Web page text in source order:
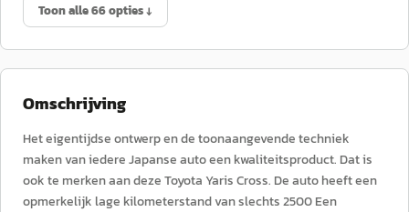
Toon alle 66 opties ↓
Omschrijving
Het eigentijdse ontwerp en de toonaangevende techniek
maken van iedere Japanse auto een kwaliteitsproduct. Dat is
ook te merken aan deze Toyota Yaris Cross. De auto heeft een
opmerkelijk lage kilometerstand van slechts 2500 Een